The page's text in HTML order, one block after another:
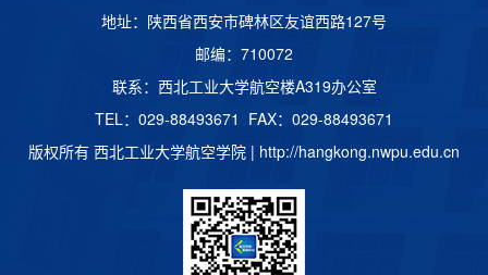
地址：陕西省西安市碑林区友谊西路127号
邮编：710072
联系：西北工业大学航空楼A319办公室
TEL：029-88493671 FAX：029-88493671
版权所有 西北工业大学航空学院 | http://hangkong.nwpu.edu.cn